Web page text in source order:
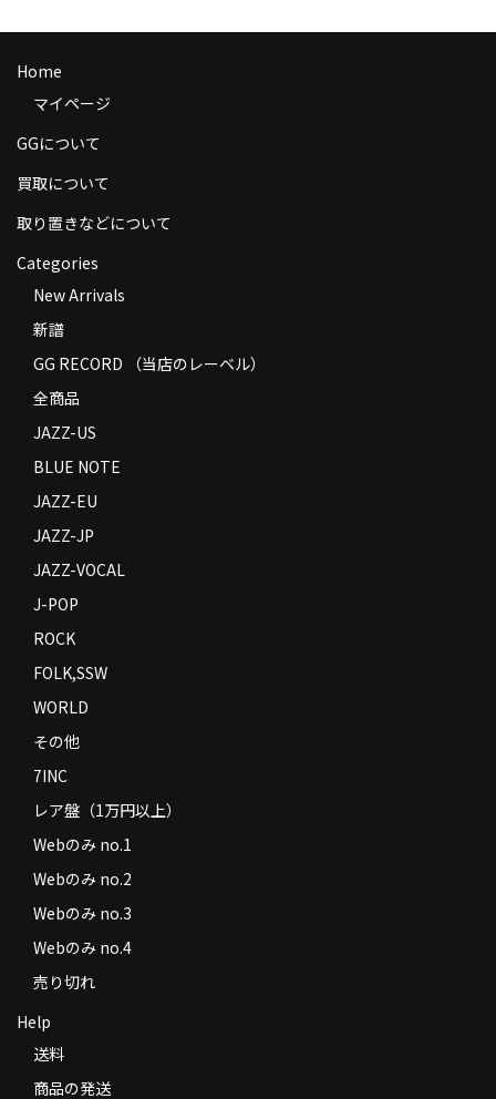
Help
送料
お支払い方法
返品
コンディション
特定商取引法に基づく表示
Contact
Home
マイページ
GGについて
買取について
取り置きなどについて
Categories
New Arrivals
新譜
GG RECORD （当店のレーベル）
全商品
JAZZ-US
BLUE NOTE
JAZZ-EU
JAZZ-JP
JAZZ-VOCAL
J-POP
ROCK
FOLK,SSW
WORLD
その他
7INC
レア盤（1万円以上）
Webのみ no.1
Webのみ no.2
Webのみ no.3
Webのみ no.4
売り切れ
Help
送料
商品の発送